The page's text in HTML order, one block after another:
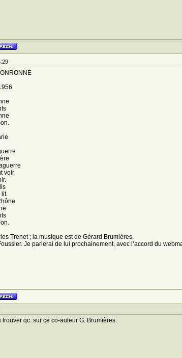
voir
lit.
Trenet ; la musique est de Gérard Brumières,
Je parlerai de lui prochainement, avec l’accord du
trouver qc. sur ce co-auteur G. Brumières.